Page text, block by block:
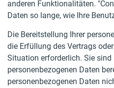
anderen Funktionalitäten.
Daten so lange, wie Ihre
Die Bereitstellung Ihrer
die Erfüllung des Vertrags
Situation erforderlich. Sie
personenbezogenen Daten
personenbezogenen Daten